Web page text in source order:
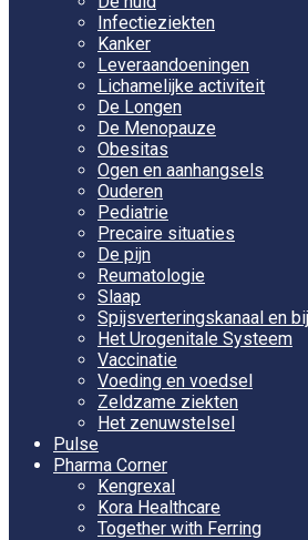
Infectieziekten
Kanker
Leveraandoeningen
Lichamelijke activiteit
De Longen
De Menopauze
Obesitas
Ogen en aanhangsels
Ouderen
Pediatrie
Precaire situaties
De pijn
Reumatologie
Slaap
Spijsverteringskanaal en
Het Urogenitale Systeem
Vaccinatie
Voeding en voedsel
Zeldzame ziekten
Het zenuwstelsel
Pulse
Pharma Corner
Kengrexal
Kora Healthcare
Together with Ferring